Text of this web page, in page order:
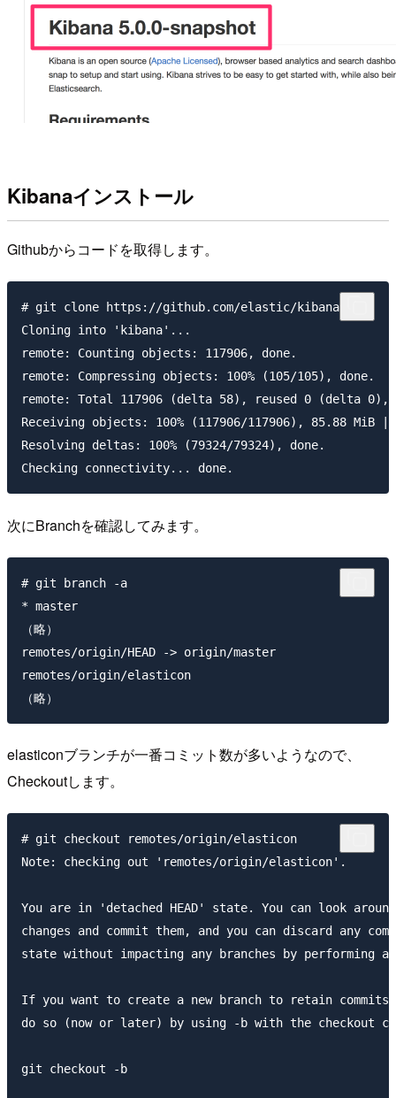
Kibanaインストール
Githubからコードを取得します。
# git clone https://github.com/elastic/kibana.git
Cloning into 'kibana'...
remote: Counting objects: 117906, done.
remote: Compressing objects: 100% (105/105), done.
remote: Total 117906 (delta 58), reused 0 (delta 0),
Receiving objects: 100% (117906/117906), 85.88 MiB
Resolving deltas: 100% (79324/79324), done.
次にBranchを確認してみます。
# git branch -a
* master
（略）
remotes/origin/HEAD -> origin/master
remotes/origin/elasticon
elasticonブランチが一番コミット数が多いようなので、
Checkoutします。
# git checkout remotes/origin/elasticon
Note: checking out 'remotes/origin/elasticon'.
You are in 'detached HEAD' state. You can look
changes and commit them, and you can discard any
state without impacting any branches by performing
If you want to create a new branch to retain commits
do so (now or later) by using -b with the checkout
git checkout -b